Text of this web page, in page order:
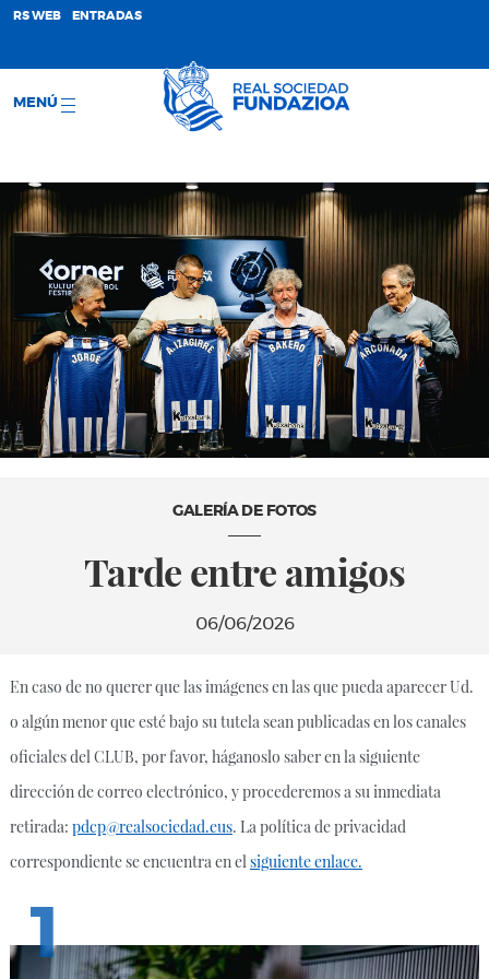
RS WEB ENTRADAS
MENÚ
GALERÍA DE FOTOS
Tarde entre amigos
06/06/2026
En caso de no querer que las imágenes en las que pueda aparecer Ud.
o algún menor que esté bajo su tutela sean publicadas en los canales
oficiales del CLUB, por favor, háganoslo saber en la siguiente
dirección de correo electrónico, y procederemos a su inmediata
retirada: pdcp@realsociedad.eus. La política de privacidad
correspondiente se encuentra en elsiguiente enlace.
1